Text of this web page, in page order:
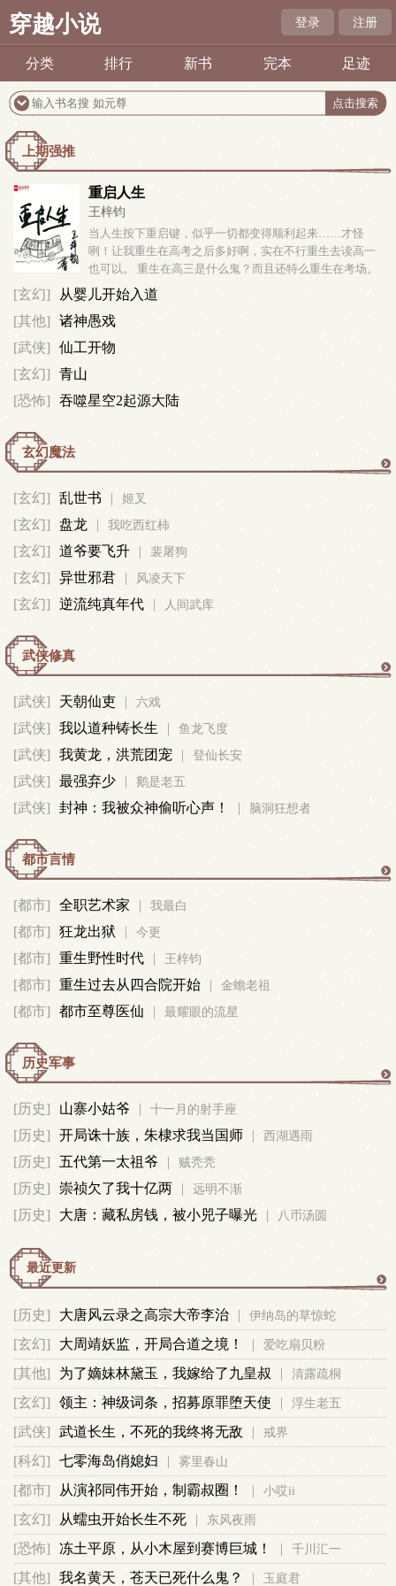
穿越小说 登录 注册
分类 排行 新书 完本 足迹
上期强推
重启人生
王梓钧
当人生按下重启键，似乎一切都变得顺利起来……才怪
咧！让我重生在高考之后多好啊，实在不行重生去读高一
也可以。 重生在高三是什么鬼？而且还特么重生在考场。
家人们，这道数学题怎么做？ 急，在线等！…………（本
书又名《都重生谁还考试啊》、...
[玄幻]
从婴儿开始入道
[其他]
诸神愚戏
[武侠]
仙工开物
[玄幻]
青山
[恐怖]
吞噬星空2起源大陆
玄幻魔法
[玄幻] 乱世书 | 姬叉
[玄幻] 盘龙 | 我吃西红柿
[玄幻] 道爷要飞升 | 裴屠狗
[玄幻] 异世邪君 | 风凌天下
[玄幻] 逆流纯真年代 | 人间武库
武侠修真
[武侠] 天朝仙吏 | 六戏
[武侠] 我以道种铸长生 | 鱼龙飞度
[武侠] 我黄龙，洪荒团宠 | 登仙长安
[武侠] 最强弃少 | 鹅是老五
[武侠] 封神：我被众神偷听心声！ | 脑洞狂想者
都市言情
[都市] 全职艺术家 | 我最白
[都市] 狂龙出狱 | 今更
[都市] 重生野性时代 | 王梓钧
[都市] 重生过去从四合院开始 | 金蟾老祖
[都市] 都市至尊医仙 | 最耀眼的流星
历史军事
[历史] 山寨小姑爷 | 十一月的射手座
[历史] 开局诛十族，朱棣求我当国师 | 西湖遇雨
[历史] 五代第一太祖爷 | 贼秃秃
[历史] 崇祯欠了我十亿两 | 远明不渐
[历史] 大唐：藏私房钱，被小兕子曝光 | 八币汤圆
最近更新
[历史] 大唐风云录之高宗大帝李治 | 伊纳岛的草惊蛇
[玄幻] 大周靖妖监，开局合道之境！ | 爱吃扇贝粉
[其他] 为了嫡妹林黛玉，我嫁给了九皇叔 | 清露疏桐
[玄幻] 领主：神级词条，招募原罪堕天使 | 浮生老五
[武侠] 武道长生，不死的我终将无敌 | 戒界
[科幻] 七零海岛俏媳妇 | 雾里春山
[都市] 从演祁同伟开始，制霸叔圈！ | 小哎ii
[玄幻] 从蠕虫开始长生不死 | 东风夜雨
[恐怖] 冻土平原，从小木屋到赛博巨城！ | 千川汇一
[其他] 我名黄天，苍天已死什么鬼？ | 玉庭君